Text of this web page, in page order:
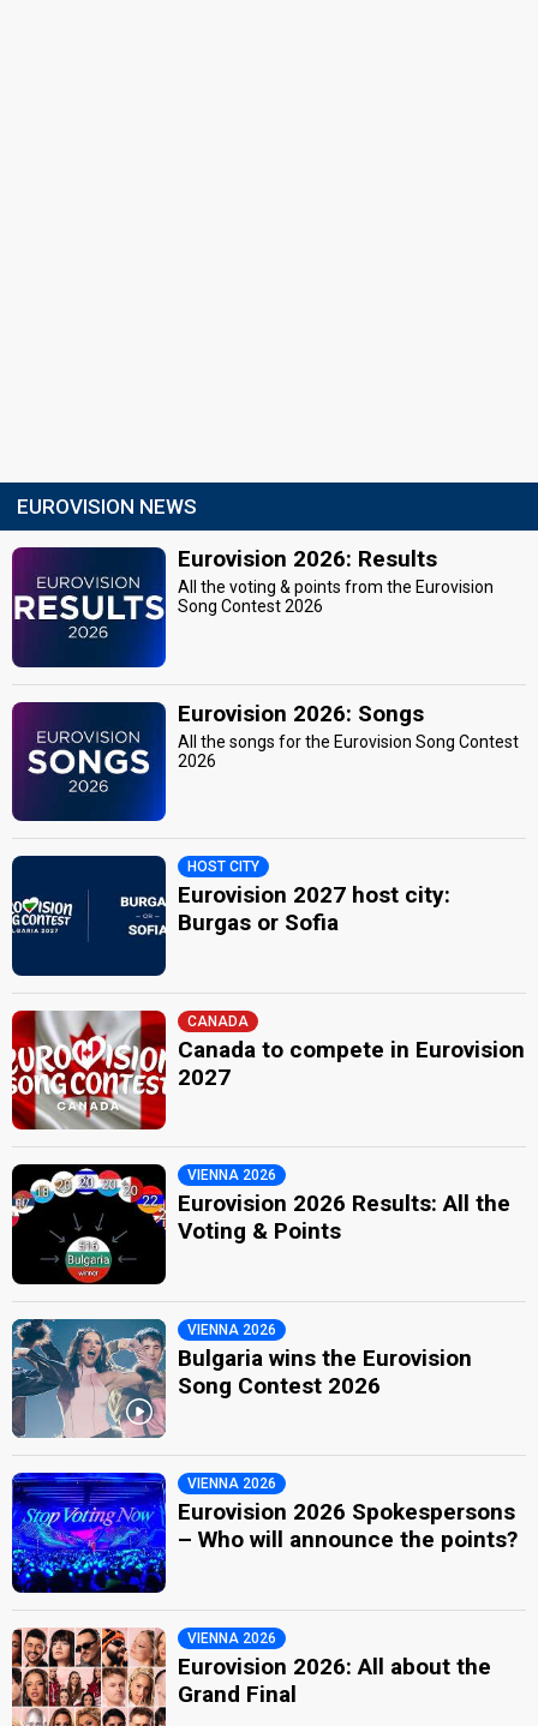
EUROVISION NEWS
Eurovision 2026: Results
All the voting & points from the Eurovision
Song Contest 2026
Eurovision 2026: Songs
All the songs for the Eurovision Song Contest
2026
HOST CITY
Eurovision 2027 host city:
Burgas or Sofia
CANADA
Canada to compete in Eurovision
2027
VIENNA 2026
Eurovision 2026 Results: All the
Voting & Points
VIENNA 2026
Bulgaria wins the Eurovision
Song Contest 2026
VIENNA 2026
Eurovision 2026 Spokespersons
– Who will announce the points?
VIENNA 2026
Eurovision 2026: All about the
Grand Final